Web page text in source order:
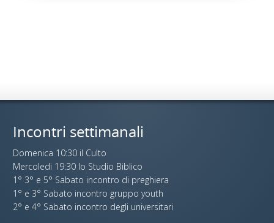
Incontri settimanali
Domenica 10:30 il Culto
Mercoledi 19:30 lo Studio Biblico
1° 3° e 5° Sabato incontro di preghiera
1° e 3° Sabato incontro gruppo youth
2° e 4° Sabato incontro degli universitari